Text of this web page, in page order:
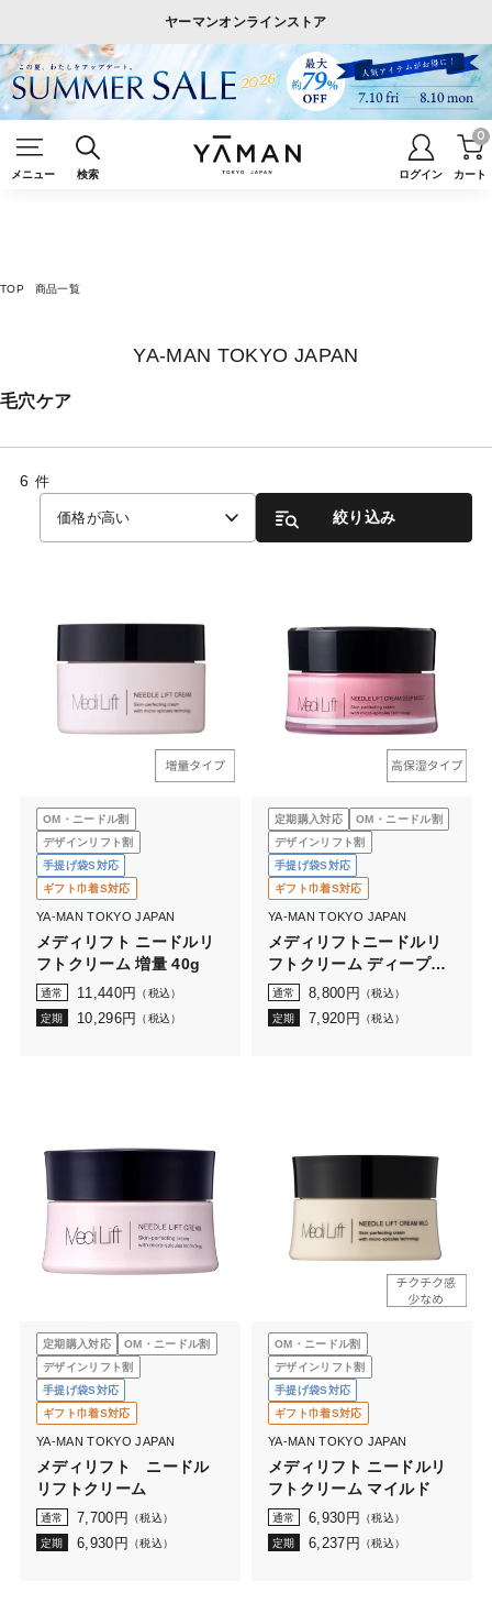
ヤーマンオンラインストア
メニュー 検索 ログイン カート
0
TOP 商品一覧
YA-MAN TOKYO JAPAN
毛穴ケア
6 件
価格が高い 絞り込み
OM・ニードル割
デザインリフト割
手提げ袋S対応
ギフト巾着S対応
YA-MAN TOKYO JAPAN
メディリフト ニードルリ
フトクリーム 増量 40g
通常 11,440円 （税込）
定期 10,296円 （税込）
定期購入対応
OM・ニードル割
デザインリフト割
手提げ袋S対応
ギフト巾着S対応
YA-MAN TOKYO JAPAN
メディリフトニードルリ
フトクリーム ディープモ
イスト
通常 8,800 円 （税込）
定期 7,920 円 （税込）
定期購入対応
OM・ニードル割
デザインリフト割
手提げ袋S対応
ギフト巾着S対応
YA-MAN TOKYO JAPAN
メディリフト ニードル
リフトクリーム
通常 7,700 円 （税込）
定期 6,930 円 （税込）
OM・ニードル割
デザインリフト割
手提げ袋S対応
ギフト巾着S対応
YA-MAN TOKYO JAPAN
メディリフト ニードルリ
フトクリーム マイルド
通常 6,930 円 （税込）
定期 6,237 円 （税込）